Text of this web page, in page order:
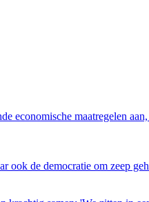
economische maatregelen
ook de democratie om zeep